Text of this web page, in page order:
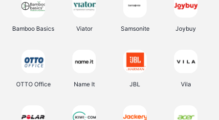
Bamboo Basics Viator Samsonite Joybuy
OTTO Office Name It JBL Vila